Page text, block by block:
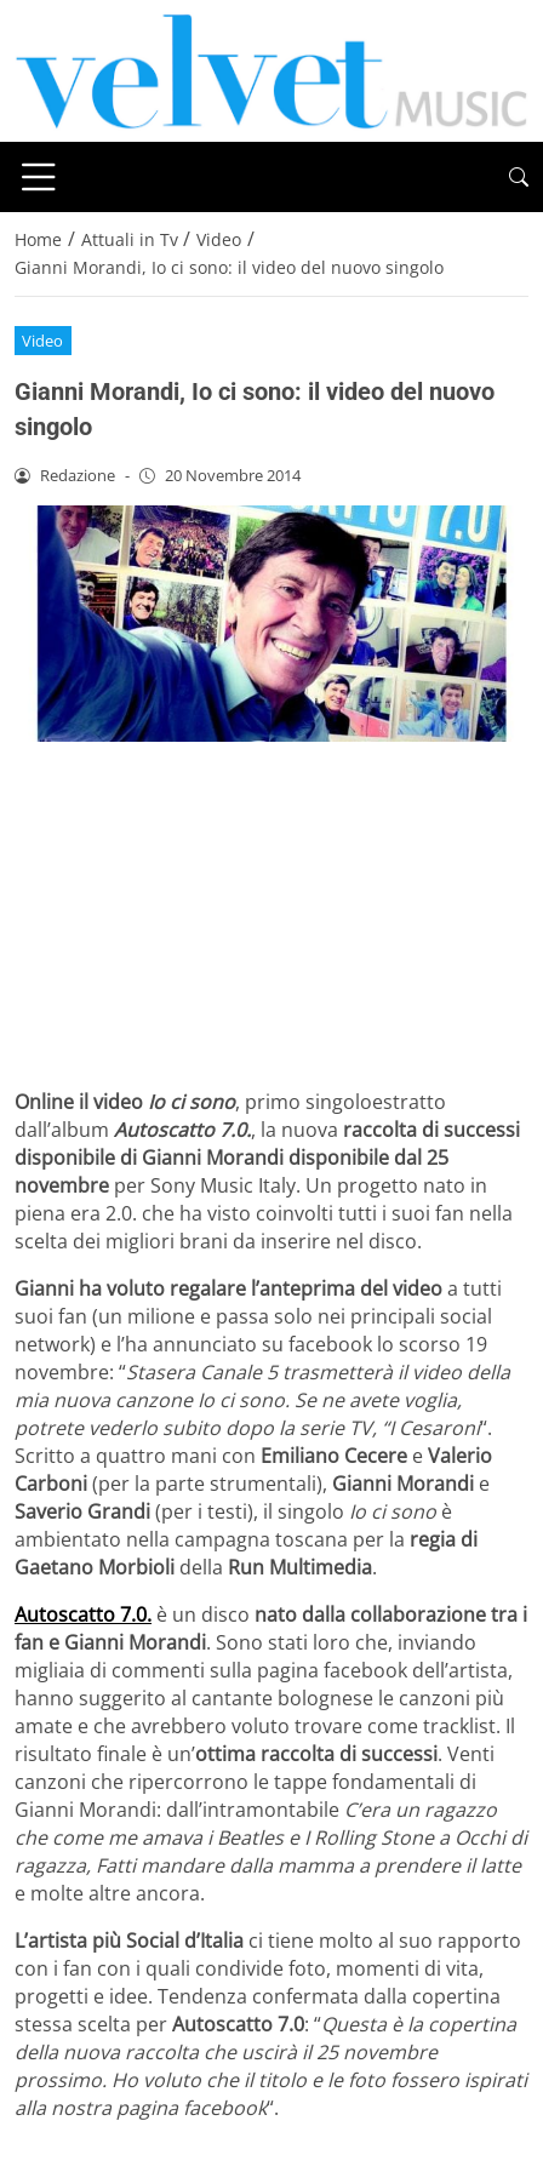
Home / Attuali in Tv / Video /
Gianni Morandi, Io ci sono: il video del nuovo singolo
Video
Gianni Morandi, Io ci sono: il video del nuovo
singolo
Redazione - 20 Novembre 2014
Online il video Io ci sono, primo singoloestratto
dall’album Autoscatto 7.0., la nuova raccolta di successi
disponibile di Gianni Morandi disponibile dal 25
novembre per Sony Music Italy. Un progetto nato in
piena era 2.0. che ha visto coinvolti tutti i suoi fan nella
scelta dei migliori brani da inserire nel disco.
Gianni ha voluto regalare l’anteprima del videoa tutti
suoi fan (un milione e passa solo nei principali social
network) e l’ha annunciato su facebook lo scorso 19
novembre: “Stasera Canale 5 trasmetterà il video della
mia nuova canzone Io ci sono. Se ne avete voglia,
potrete vederlo subito dopo la serie TV, “I Cesaroni“.
Scritto a quattro mani con Emiliano Cecere eValerio
Carboni(per la parte strumentali), Gianni Morandi e
Saverio Grandi(per i testi), il singolo Io ci sono è
ambientato nella campagna toscana per la regia di
Gaetano Morbioli della Run Multimedia.
Autoscatto 7.0. è un disco nato dalla collaborazione tra i
fan e Gianni Morandi. Sono stati loro che, inviando
migliaia di commenti sulla pagina facebook dell’artista,
hanno suggerito al cantante bolognese le canzoni più
amate e che avrebbero voluto trovare come tracklist. Il
risultato finale è un’ottima raccolta di successi. Venti
canzoni che ripercorrono le tappe fondamentali di
Gianni Morandi: dall’intramontabile C’era un ragazzo
che come me amava i Beatles e I Rolling Stone a Occhi di
ragazza, Fatti mandare dalla mamma a prendere il latte
e molte altre ancora.
L’artista più Social d’Italia ci tiene molto al suo rapporto
con i fan con i quali condivide foto, momenti di vita,
progetti e idee. Tendenza confermata dalla copertina
stessa scelta perAutoscatto 7.0: “Questa è la copertina
della nuova raccolta che uscirà il 25 novembre
prossimo. Ho voluto che il titolo e le foto fossero ispirati
alla nostra pagina facebook“.